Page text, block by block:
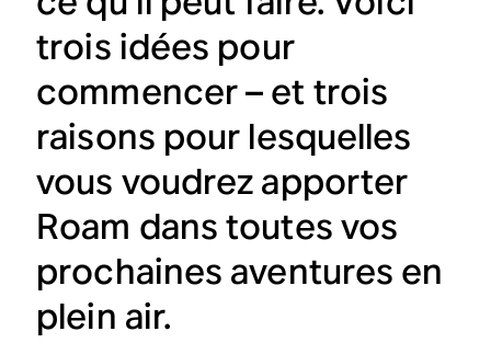
trois idées pour
commencer – et trois
raisons pour lesquelles
vous voudrez apporter
Roam dans toutes vos
prochaines aventures en
plein air.